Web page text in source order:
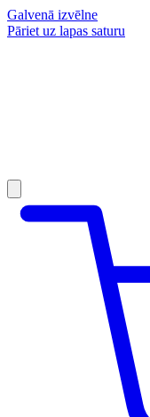
Galvenā izvēlne
Pāriet uz lapas saturu